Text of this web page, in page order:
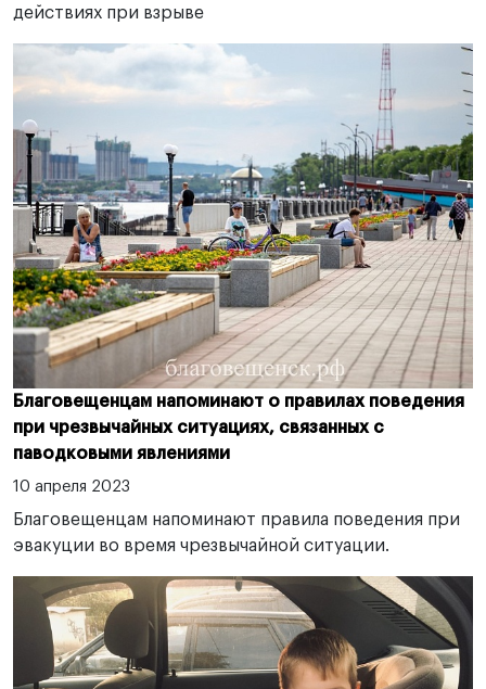
действиях при взрыве
Благовещенцам напоминают о правилах поведения
при чрезвычайных ситуациях, связанных с
паводковыми явлениями
10 апреля 2023
Благовещенцам напоминают правила поведения при
эвакуции во время чрезвычайной ситуации.